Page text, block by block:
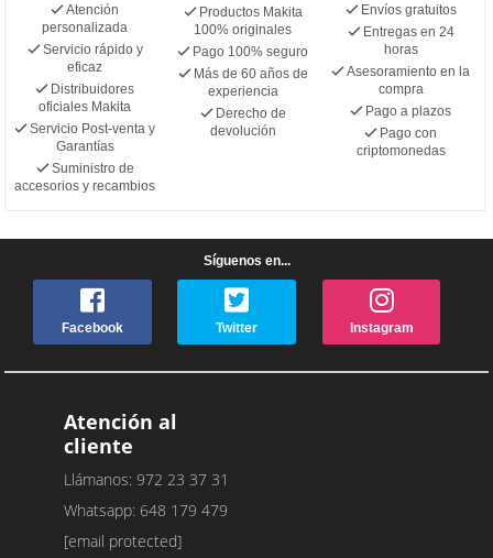
Atención
personalizada
Servicio rápido y
eficaz
Distribuidores
oficiales Makita
Servicio Post-venta y
Garantías
Suministro de
accesorios y recambios
Productos Makita
100% originales
Pago 100% seguro
Más de 60 años de
experiencia
Derecho de
devolución
Envíos gratuitos
Entregas en 24
horas
Asesoramiento en la
compra
Pago a plazos
Pago con
criptomonedas
Síguenos en...
Facebook Twitter Instagram
Atención al
cliente
Llámanos: 972 23 37 31
Whatsapp: 648 179 479
[email protected]